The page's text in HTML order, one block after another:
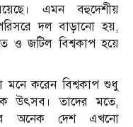
এমন বহুদেশীয়
দল বাড়ানো হয়,
ও জটিল বিশ্বকাপ হয়ে
মনে করেন বিশ্বকাপ শুধু
উৎসব। তাদের মতে,
অনেক দেশ এখনো